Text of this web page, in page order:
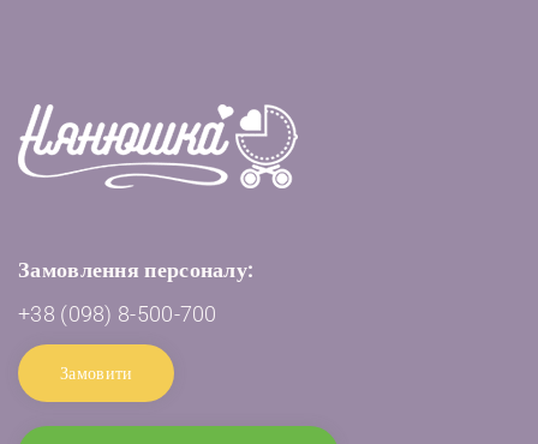
Замовлення персоналу:
+38 (098) 8-500-700
Замовити